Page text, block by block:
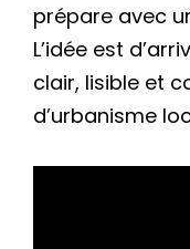
prépare avec
L’idée est
clair, lisible et
d’urbanisme